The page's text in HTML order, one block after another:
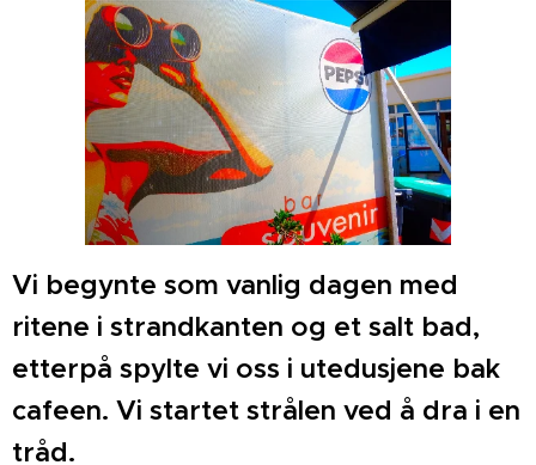
Vi begynte som vanlig dagen med
ritene i strandkanten og et salt bad,
etterpå spylte vi oss i utedusjene bak
cafeen. Vi startet strålen ved å dra i en
tråd.